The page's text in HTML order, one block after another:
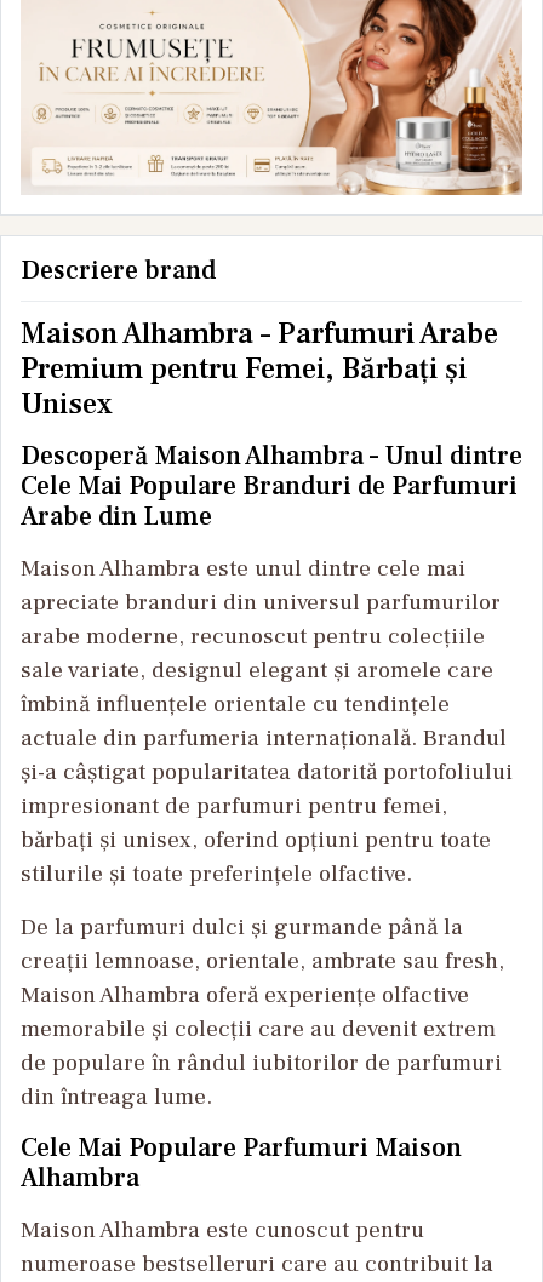
Descriere brand
Maison Alhambra – Parfumuri Arabe
Premium pentru Femei, Bărbați și
Unisex
Descoperă Maison Alhambra – Unul dintre
Cele Mai Populare Branduri de Parfumuri
Arabe din Lume
Maison Alhambra este unul dintre cele mai
apreciate branduri din universul parfumurilor
arabe moderne, recunoscut pentru colecțiile
sale variate, designul elegant și aromele care
îmbină influențele orientale cu tendințele
actuale din parfumeria internațională. Brandul
și-a câștigat popularitatea datorită portofoliului
impresionant de parfumuri pentru femei,
bărbați și unisex, oferind opțiuni pentru toate
stilurile și toate preferințele olfactive.
De la parfumuri dulci și gurmande până la
creații lemnoase, orientale, ambrate sau fresh,
Maison Alhambra oferă experiențe olfactive
memorabile și colecții care au devenit extrem
de populare în rândul iubitorilor de parfumuri
din întreaga lume.
Cele Mai Populare Parfumuri Maison
Alhambra
Maison Alhambra este cunoscut pentru
numeroase bestselleruri care au contribuit la